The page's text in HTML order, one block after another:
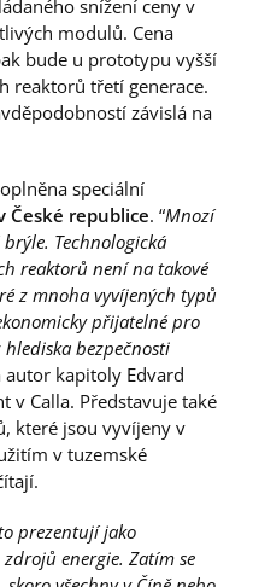
snížení ceny v
modulů. Cena
bude u prototypu vyšší
reaktorů třetí generace.
závislá na
speciální
republice. “Mnozí
Technologická
reaktorů není na takové
z mnoha vyvíjených typů
přijatelné pro
bezpečnosti
autor kapitoly Edvard
v Calla. Představuje také
které jsou vyvíjeny v
v tuzemské
prezentují jako
energie. Zatím se